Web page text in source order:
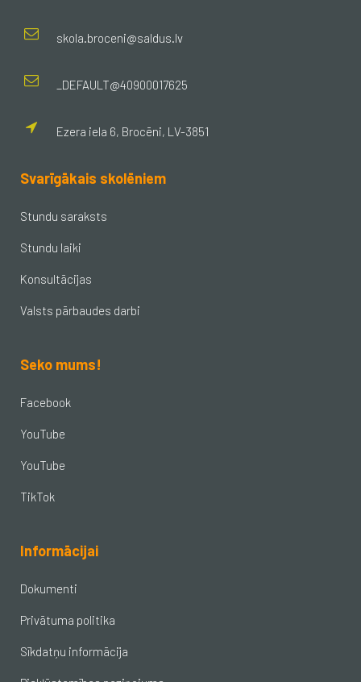
skola.broceni@saldus.lv
_DEFAULT@40900017625
Ezera iela 6, Brocēni, LV-3851
Svarīgākais skolēniem
Stundu saraksts
Stundu laiki
Konsultācijas
Valsts pārbaudes darbi
Seko mums!
Facebook
YouTube
YouTube
TikTok
Informācijai
Dokumenti
Privātuma politika
Sīkdatņu informācija